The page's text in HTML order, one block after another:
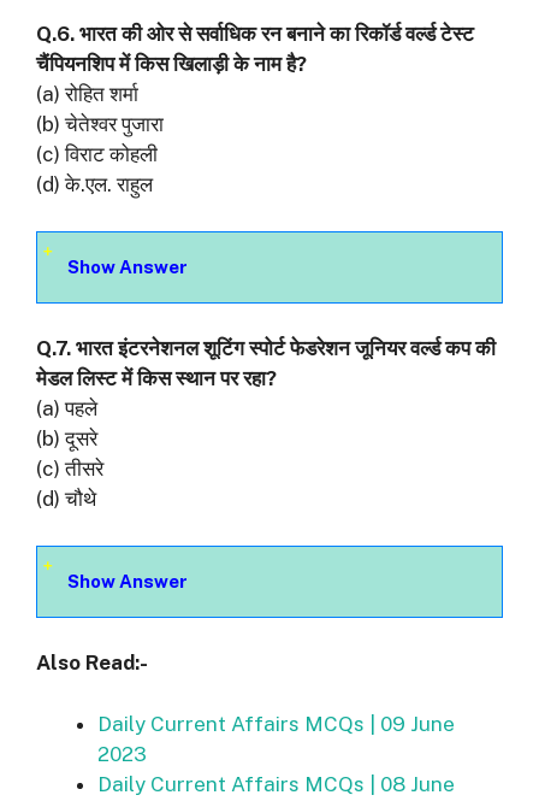
Q.6. भारत की ओर से सर्वाधिक रन बनाने का रिकॉर्ड वर्ल्ड टेस्ट
चैंपियनशिप में किस खिलाड़ी के नाम है?
(a) रोहित शर्मा
(b) चेतेश्वर पुजारा
(c) विराट कोहली
(d) के.एल. राहुल
Show Answer
Q.7. भारत इंटरनेशनल शूटिंग स्पोर्ट फेडरेशन जूनियर वर्ल्ड कप की
मेडल लिस्ट में किस स्थान पर रहा?
(a) पहले
(b) दूसरे
(c) तीसरे
(d) चौथे
Show Answer
Also Read:-
Daily Current Affairs MCQs | 09 June
2023
Daily Current Affairs MCQs | 08 June